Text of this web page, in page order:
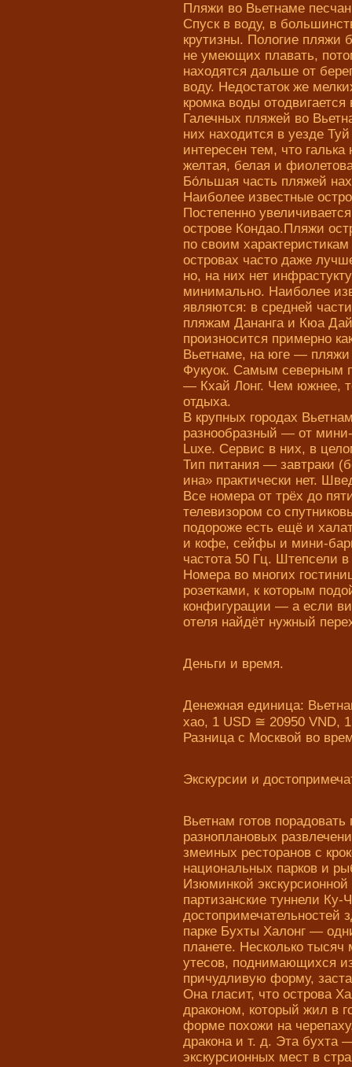
Пляжи во Вьетнаме
Спуск в воду, в
крутизны. Пологие пляжи
не умеющих плавать,
находятся дальше от
воду. Недостаток же
кромка воды
Галечных пляжей во
них находится в уезде
интересен тем, что
желтая, белая и
Бо́льшая часть пляжей
Наиболее известные
Постепенно
острове Кондао.Пляжи
по своим
островах часто даже
но, на них нет
минимально. Наиболее
являютcя: в средней
пляжам Дананга и Кюа
произносится примерно
Вьетнаме, на юге — пляжи
Фукуок. Самым северным
— Кхай Лонг. Чем южнее,
отдыха.
В крупных городах
разнообразный — от
Luxe. Сервис в них, в
Тип питания — завтраки
ина» практически нет.
Все номера от трёх до
телевизором со
подороже есть ещё и
и кофе, сейфы и мини-
частота 50 Гц. Штепсели
Номера во многих
розетками, к которым
конфигурации — а если
отеля найдёт нужный
Деньги и время.
Денежная единица:
хао, 1 USD ≅ 20950 VND,
Разница с Москвой во
Экскурсии и
Вьетнам готов
разноплановых
змеиных ресторанов с
национальных парков и
Изюминкой
партизанские туннели
достопримечательностей
парке Бухты Халонг —
планете. Несколько тысяч
утесов, поднимающихся
причудливую форму,
Она гласит, что острова
драконом, который жил в
форме похожи на
дракона и т. д. Эта бухта
экскурсионных мест в